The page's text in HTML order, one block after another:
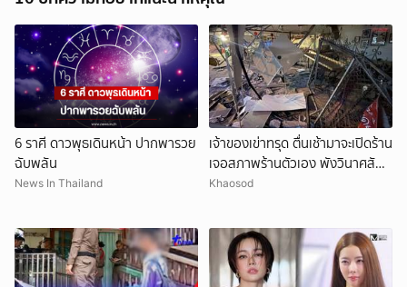
6 ราศี ดาวพุธเดินหน้า ปากพารวย
ฉับพลัน
News In Thailand
เจ้าของเข่าทรุด ตื่นเช้ามาจะเปิดร้าน
เจอสภาพร้านตัวเอง พังวินาศสัน
ตะโร เสียหายนับล้าน
Khaosod